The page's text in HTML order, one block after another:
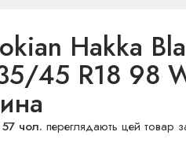
Hakka
45 R18 98
57 чол. переглядають цей товар